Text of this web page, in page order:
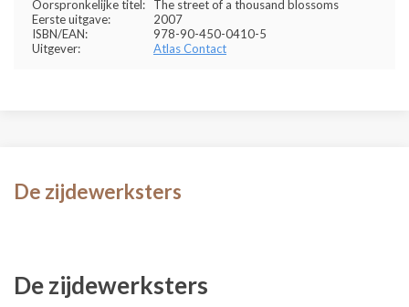
Oorspronkelijke titel:
The street of a thousand blossoms
Eerste uitgave:
2007
ISBN/EAN:
978-90-450-0410-5
Uitgever:
Atlas Contact
De zijdewerksters
De zijdewerksters